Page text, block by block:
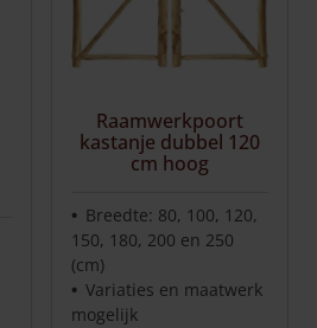
Raamwerkpoort
kastanje dubbel 120
cm hoog
Breedte: 80, 100, 120,
150, 180, 200 en 250
(cm)
Variaties en maatwerk
mogelijk